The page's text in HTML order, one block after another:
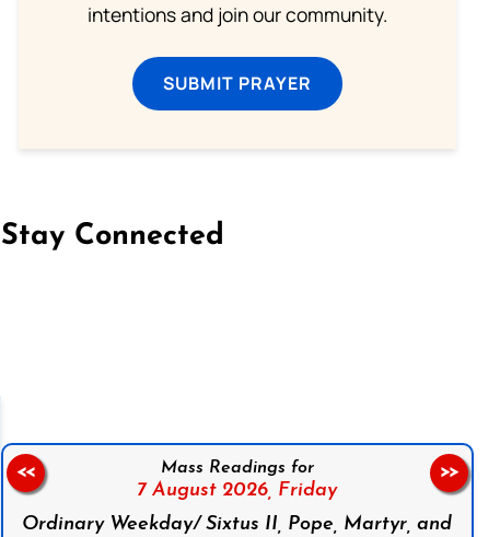
intentions and join our community.
SUBMIT PRAYER
Stay Connected
Mass Readings for
7 August 2026, Friday
Ordinary Weekday/ Sixtus II, Pope, Martyr, and
<< >>